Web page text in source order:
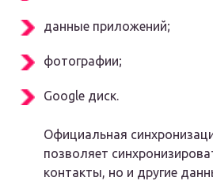
данные приложений;
фотографии;
Google диск.
Официальная
позволяет
контакты, но и другие